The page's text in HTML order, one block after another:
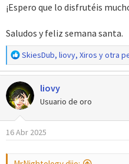
¡Espero que lo disfrutéis
Saludos y feliz semana santa.
R
e
a
c
c
i
o
n
SkiesDub, liovy, Xiros y otra
liovy
Usuario de oro
16 Abr 2025